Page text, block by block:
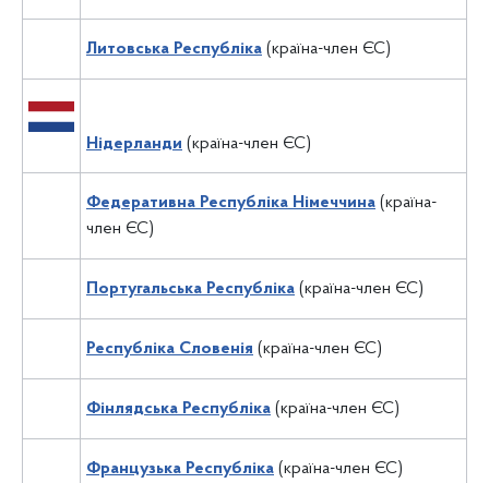
Литовська Республіка (країна-член ЄС)
Нідерланди (країна-член ЄС)
Федеративна Республіка Німеччина (країна-
член ЄС)
Португальська Республіка (країна-член ЄС)
Республіка Словенія (країна-член ЄС)
Фінлядська Республіка (країна-член ЄС)
Французька Республіка (країна-член ЄС)